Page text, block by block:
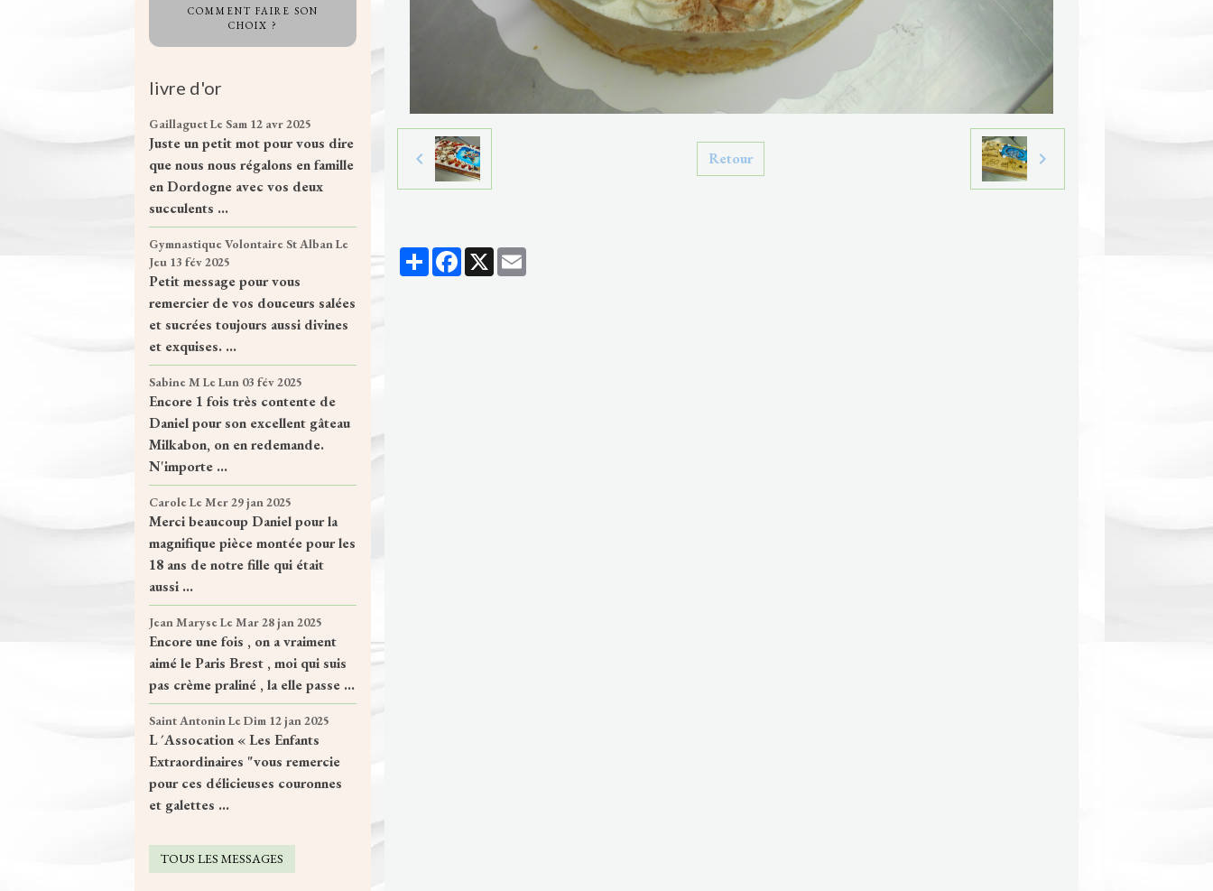
Retour
PartagerFacebook
X Email
COMMENT FAIRE SON
CHOIX ?
livre d'or
GaillaguetLe Sam 12 avr 2025
Juste un petit mot pour vous dire
que nous nous régalons en famille
en Dordogne avec vos deux
succulents ...
Gymnastique Volontaire St AlbanLe
Jeu 13 fév 2025
Petit message pour vous
remercier de vos douceurs salées
et sucrées toujours aussi divines
et exquises. ...
Sabine M Le Lun 03 fév 2025
Encore 1 fois très contente de
Daniel pour son excellent gâteau
Milkabon, on en redemande.
N'importe ...
CaroleLe Mer 29 jan 2025
Merci beaucoup Daniel pour la
magnifique pièce montée pour les
18 ans de notre fille qui était
aussi ...
Jean MaryseLe Mar 28 jan 2025
Encore une fois , on a vraiment
aimé le Paris Brest , moi qui suis
pas crème praliné , la elle passe ...
Saint AntoninLe Dim 12 jan 2025
L ´Assocation « Les Enfants
Extraordinaires "vous remercie
pour ces délicieuses couronnes
et galettes ...
TOUS LES MESSAGES